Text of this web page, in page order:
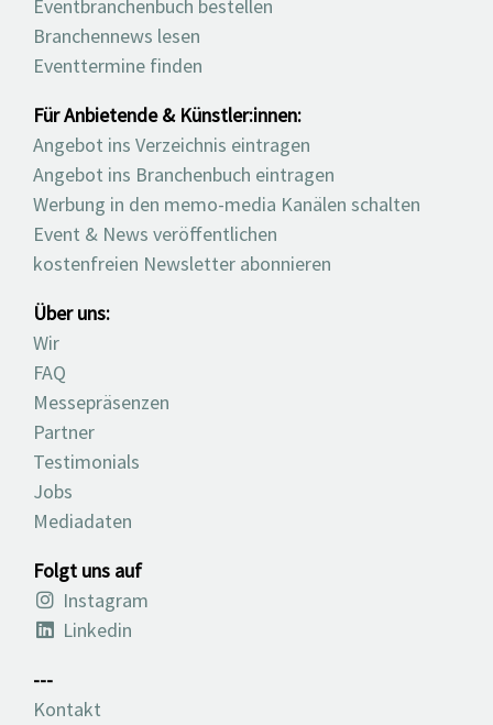
Eventbranchenbuch bestellen
Branchennews lesen
Eventtermine finden
Für Anbietende & Künstler:innen:
Angebot ins Verzeichnis eintragen
Angebot ins Branchenbuch eintragen
Werbung in den memo-media Kanälen schalten
Event & News veröffentlichen
kostenfreien Newsletter abonnieren
Über uns:
Wir
FAQ
Messepräsenzen
Partner
Testimonials
Jobs
Mediadaten
Folgt uns auf
Instagram
Linkedin
---
Kontakt